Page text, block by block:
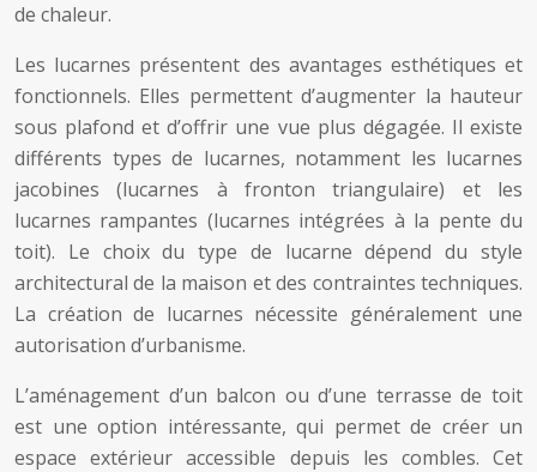
de chaleur.
Les lucarnes présentent des avantages esthétiques et
fonctionnels. Elles permettent d’augmenter la hauteur
sous plafond et d’offrir une vue plus dégagée. Il existe
différents types de lucarnes, notamment les lucarnes
jacobines (lucarnes à fronton triangulaire) et les
lucarnes rampantes (lucarnes intégrées à la pente du
toit). Le choix du type de lucarne dépend du style
architectural de la maison et des contraintes techniques.
La création de lucarnes nécessite généralement une
autorisation d’urbanisme.
L’aménagement d’un balcon ou d’une terrasse de toit
est une option intéressante, qui permet de créer un
espace extérieur accessible depuis les combles. Cet